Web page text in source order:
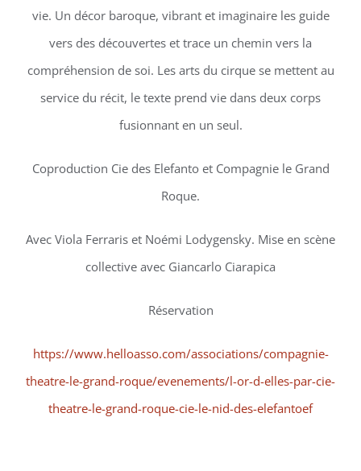
vie. Un décor baroque, vibrant et imaginaire les guide
vers des découvertes et trace un chemin vers la
compréhension de soi. Les arts du cirque se mettent au
service du récit, le texte prend vie dans deux corps
fusionnant en un seul.
Coproduction Cie des Elefanto et Compagnie le Grand
Roque.
Avec Viola Ferraris et Noémi Lodygensky. Mise en scène
collective avec Giancarlo Ciarapica
Réservation
https://www.helloasso.com/associations/compagnie-
theatre-le-grand-roque/evenements/l-or-d-elles-par-cie-
theatre-le-grand-roque-cie-le-nid-des-elefantoef